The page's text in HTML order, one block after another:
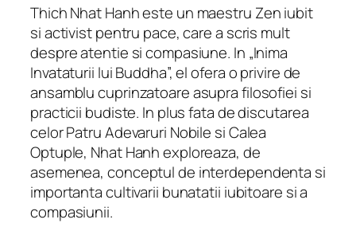
Thich Nhat Hanh este un maestru Zen iubit
si activist pentru pace, care a scris mult
despre atentie si compasiune. In „Inima
Invataturii lui Buddha”, el ofera o privire de
ansamblu cuprinzatoare asupra filosofiei si
practicii budiste. In plus fata de discutarea
celor Patru Adevaruri Nobile si Calea
Optuple, Nhat Hanh exploreaza, de
asemenea, conceptul de interdependenta si
importanta cultivarii bunatatii iubitoare si a
compasiunii.